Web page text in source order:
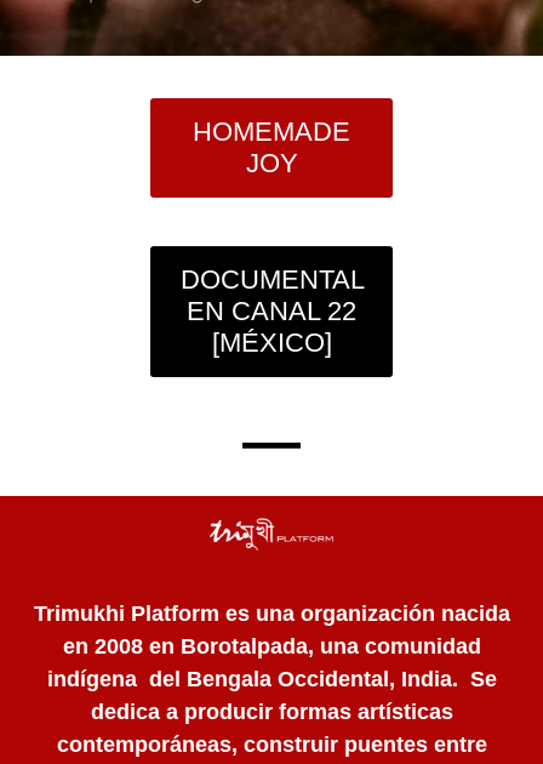
HOMEMADE
JOY
DOCUMENTAL
EN CANAL 22
[MÉXICO]
—
Trimukhi Platform es una organización nacida
en 2008 en Borotalpada, una comunidad
indígena del Bengala Occidental, India. Se
dedica a producir formas artísticas
contemporáneas, construir puentes entre